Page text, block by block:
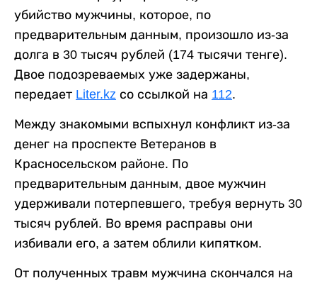
убийство мужчины, которое, по
предварительным данным, произошло из-за
долга в 30 тысяч рублей (174 тысячи тенге).
Двое подозреваемых уже задержаны,
передает Liter.kz со ссылкой на 112.
Между знакомыми вспыхнул конфликт из-за
денег на проспекте Ветеранов в
Красносельском районе. По
предварительным данным, двое мужчин
удерживали потерпевшего, требуя вернуть 30
тысяч рублей. Во время расправы они
избивали его, а затем облили кипятком.
От полученных травм мужчина скончался на